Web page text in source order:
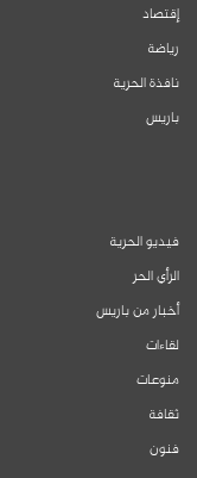
إقتصاد
رياضة
نافذة الحرية
باريس
فيديو الحرية
الرأي الحر
أخبار من باريس
لقاءات
منوعات
ثقافة
فنون